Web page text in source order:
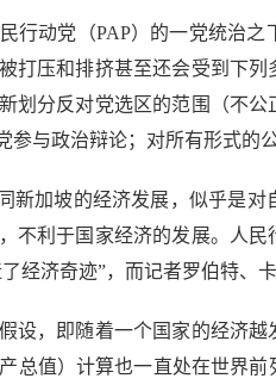
动党（PAP）的一党统治之
打压和排挤甚至还会受到下
划分反对党选区的范围（不
与政治辩论；对所有形式的
加坡的经济发展，似乎是
不利于国家经济的发展。人
济奇迹”，而记者罗伯特、卡
，即随着一个国家的经济越
总值）计算也一直处在世界